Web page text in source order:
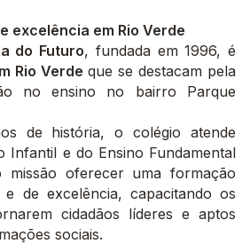
excelência em Rio Verde
do Futuro, fundada em 1996, é
Rio Verde que se destacam pela
no ensino no bairro Parque
de história, o colégio atende
Infantil e do Ensino Fundamental
oferecer uma formação
e de excelência, capacitando os
cidadãos líderes e aptos
sociais.